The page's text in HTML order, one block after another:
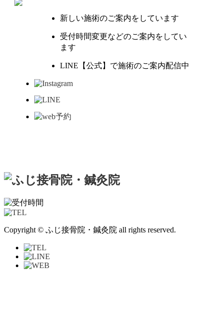
新しい施術のご案内をしています
受付時間変更などのご案内をしてい
ます
LINE【公式】で施術のご案内配信中
Copyright © ふじ接骨院・鍼灸院 all rights reserved.